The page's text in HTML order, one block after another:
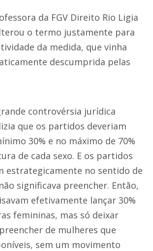
da FGV Direito Rio Ligia
o termo justamente para
da medida, que vinha
descumprida pelas
controvérsia jurídica
que os partidos deveriam
30% e no máximo de 70%
de cada sexo. E os partidos
estrategicamente no sentido de
significava preencher. Então,
efetivamente lançar 30%
femininas, mas só deixar
de mulheres que
sem um movimento